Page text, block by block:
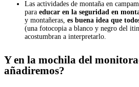
Las actividades de montaña en
para educar en la seguridad en
y montañeras, es buena idea que
(una fotocopia a blanco y negro del
acostumbran a interpretarlo.
Y en la mochila del
añadiremos?